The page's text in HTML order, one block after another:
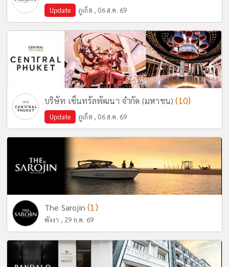
Update ภูเก็ต , 06 ส.ค. 69
บริษัท เซ็นทรัลพัฒนา จำกัด (มหาชน)(10)
Update ภูเก็ต , 06 ส.ค. 69
The Sarojin(1)
พังงา , 29 ก.ค. 69